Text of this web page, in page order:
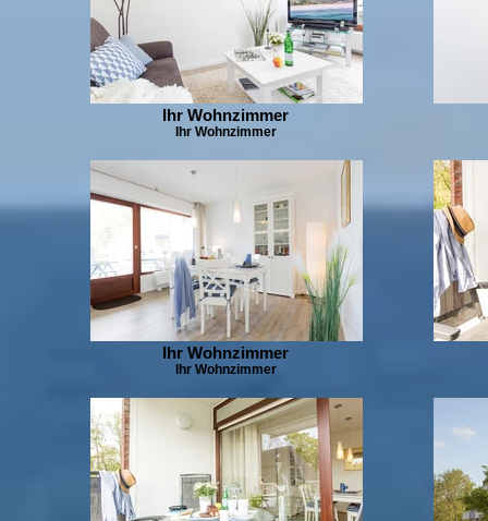
Ihr Wohnzimmer
Ihr Wohnzimmer
Ihr Wohnzimmer
Ihr Wohnzimmer